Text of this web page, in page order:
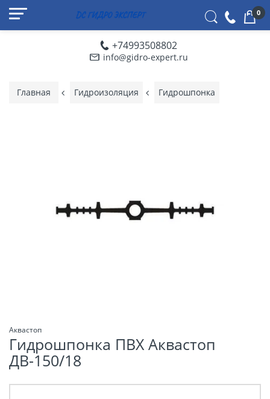
+74993508802
info@gidro-expert.ru
0
Главная Гидроизоляция Гидрошпонка
Аквастоп
Гидрошпонка ПВХ Аквастоп
ДВ-150/18